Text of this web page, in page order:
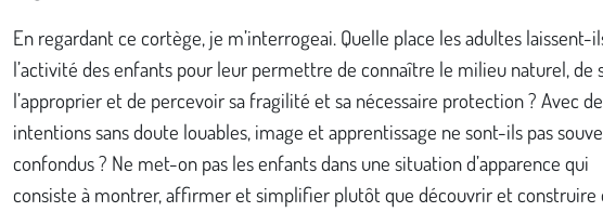
En regardant ce cortège, je m’interrogeai. Quelle place les adultes laissent-
l’activité des enfants pour leur permettre de connaître le milieu naturel, de
l’approprier et de percevoir sa fragilité et sa nécessaire protection ? Avec
intentions sans doute louables, image et apprentissage ne sont-ils pas
confondus ? Ne met-on pas les enfants dans une situation d’apparence qui
consiste à montrer, affirmer et simplifier plutôt que découvrir et construire